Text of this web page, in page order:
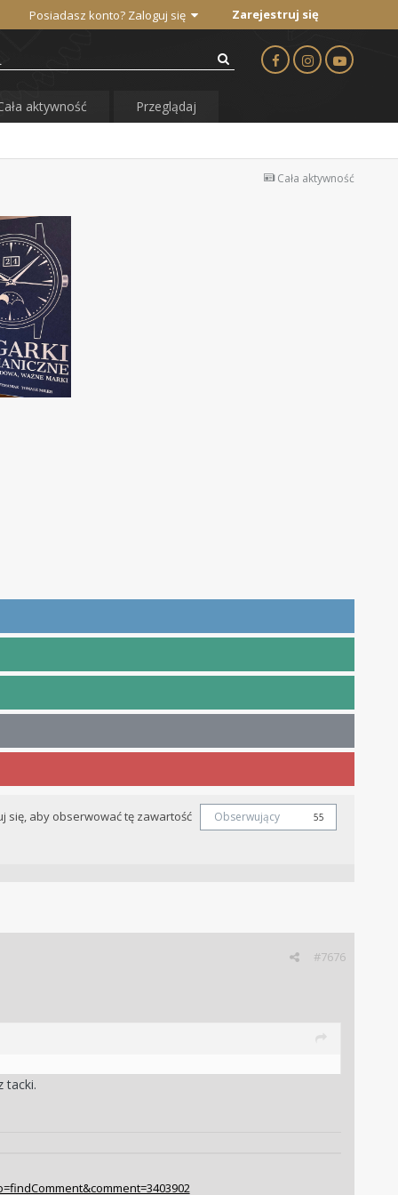
Posiadasz konto? Zaloguj się Zarejestruj się
aktywność Przeglądaj
Cała aktywność
się, aby obserwować tę zawartość Obserwujący 55
#7676
tacki.